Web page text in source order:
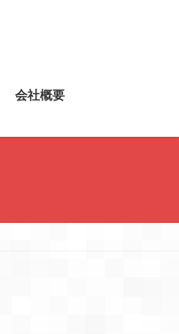
会社概要